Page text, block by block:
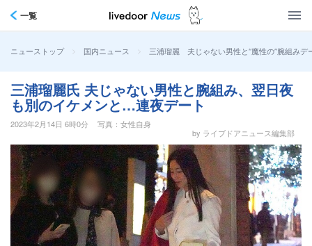
一覧
ニューストップ > 国内ニュース > 三浦瑠麗 夫じゃない男性と“魔性の”腕組み
三浦瑠麗氏 夫じゃない男性と腕組み、翌日夜
も別のイケメンと…連夜デート
2023年2月14日 6時0分
写真：女性自身
by ライブドアニュース編集部